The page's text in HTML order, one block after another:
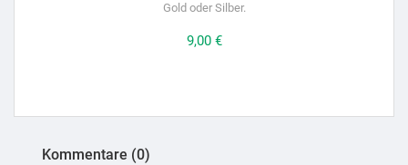
Gold oder Silber.
Preis
9,00 €
Kommentare (0)